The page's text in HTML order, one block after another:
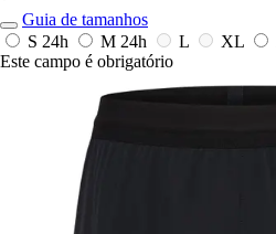
Guia de tamanhos
S 24h M 24h L XL
Este campo é obrigatório